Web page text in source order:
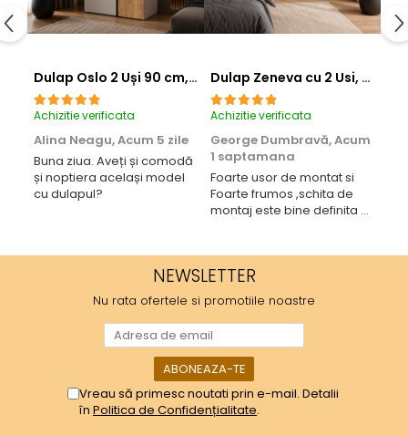
Dulap Oslo 2 Uși 90 cm, Cashmere cu Stejar Auriu – 200x90x50 cm
Achizitie verificata
Alina Neagu,Acum 5 zile
Buna ziua. Aveți și comodă
și noptiera același model
cu dulapul?
Dulap Zeneva cu 2 Usi, Culoare Sonoma Trufă cu Wenge Magia
Achizitie verificata
George Dumbravă,Acum
1 saptamana
Foarte usor de montat si
Foarte frumos ,schita de
montaj este bine definita si
NEWSLETTER
Nu rata ofertele si promotiile noastre
Vreau să primesc noutati prin e-mail. Detalii
în Politica de Confidențialitate.